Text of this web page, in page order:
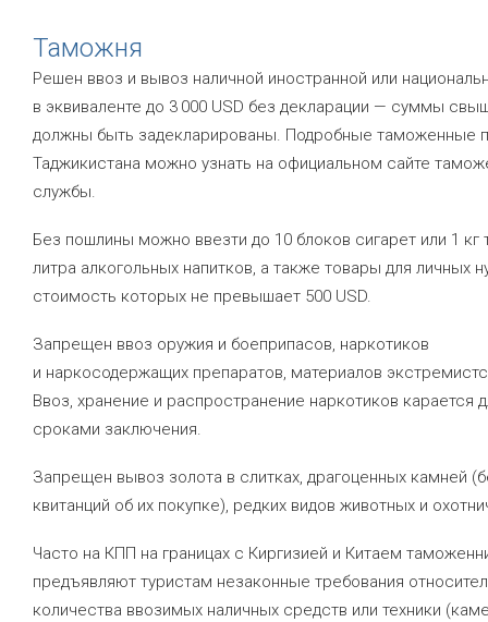
Таможня
Решен ввоз и вывоз наличной иностранной или
в эквиваленте до 3 000 USD без декларации — суммы
должны быть задекларированы. Подробные таможенные
Таджикистана можно узнать на официальном сайте
службы.
Без пошлины можно ввезти до 10 блоков сигарет или 1 кг
литра алкогольных напитков, а также товары для личных
стоимость которых не превышает 500 USD.
Запрещен ввоз оружия и боеприпасов, наркотиков
и наркосодержащих препаратов, материалов
Ввоз, хранение и распространение наркотиков карается
сроками заключения.
Запрещен вывоз золота в слитках, драгоценных камней
квитанций об их покупке), редких видов животных и
Часто на КПП на границах с Киргизией и Китаем
предъявляют туристам незаконные требования
количества ввозимых наличных средств или техники